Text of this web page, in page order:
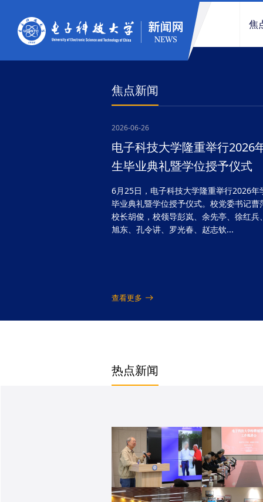
焦
焦点新闻
2026-06-26
电子科技大学隆重举行2026
生毕业典礼暨学位授予仪式
6月25日，电子科技大学隆重举行2026年
毕业典礼暨学位授予仪式。校党委书记曹
校长胡俊，校领导彭岚、余先亭、徐红兵
旭东、孔令讲、罗光春、赵志钦...
查看更多
热点新闻